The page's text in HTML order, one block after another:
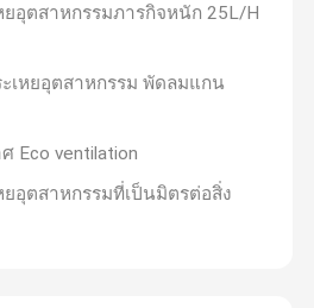
ยอุตสาหกรรมภารกิจหนัก 25L/H
ะเหยอุตสาหกรรม พัดลมแกน
Eco ventilation
ยอุตสาหกรรมที่เป็นมิตรต่อสิ่ง